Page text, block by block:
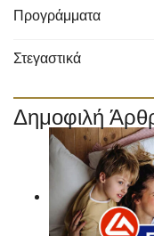
Προγράμματα
Στεγαστικά
Δημοφιλή